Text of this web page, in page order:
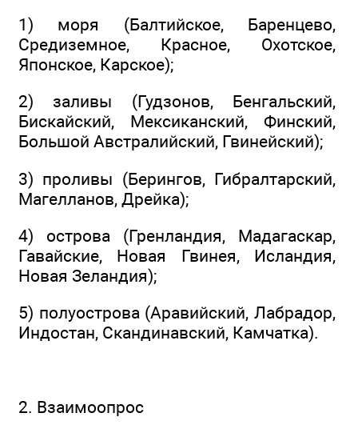
1) моря (Балтийское, Баренцево,
Средиземное, Красное, Охотское,
Японское, Карское);
2) заливы (Гудзонов, Бенгальский,
Бискайский, Мексиканский, Финский,
Большой Австралийский, Гвинейский);
3) проливы (Берингов, Гибралтарский,
Магелланов, Дрейка);
4) острова (Гренландия, Мадагаскар,
Гавайские, Новая Гвинея, Исландия,
Новая Зеландия);
5) полуострова (Аравийский, Лабрадор,
Индостан, Скандинавский, Камчатка).
2. Взаимоопрос